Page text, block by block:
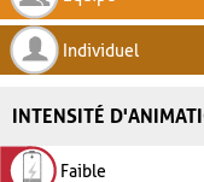
Individuel
INTENSITÉ
Faible